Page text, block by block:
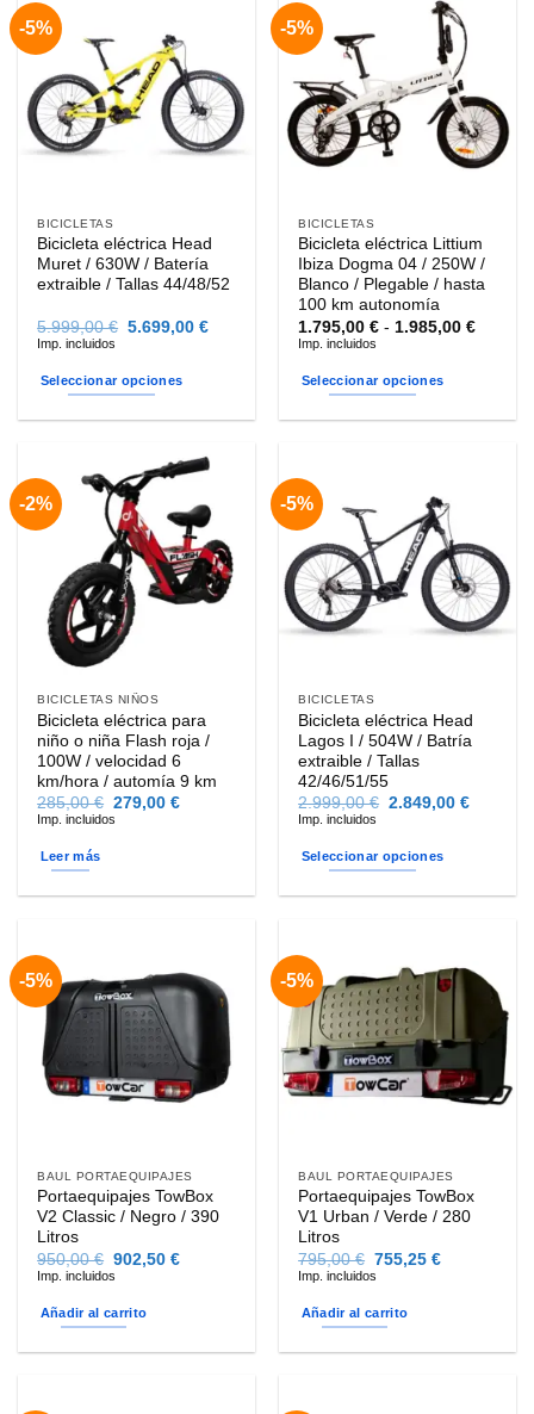
múltiples
variantes.
Las
opciones
se
pueden
elegir
página
de
producto
-5%
BICICLETAS
Bicicleta eléctrica Head
Muret / 630W / Batería
extraible / Tallas 44/48/52
5.999,00€ El
precio
era:
5.999,00 €.
5.699,00€El
Imp. incluidos
Seleccionar opciones
múltiples
variantes.
Las
opciones
pueden
elegir
en
página
de
producto
-5%
BICICLETAS
Bicicleta eléctrica Littium
Ibiza Dogma 04 / 250W /
Blanco / Plegable / hasta
100 km autonomía
1.795,00€ - 1.985,00€Rango
Imp. incluidos
Seleccionar opciones
múltiples
variantes.
Las
opciones
se
pueden
elegir
página
de
producto
-2%
BICICLETAS NIÑOS
Bicicleta eléctrica para
niño o niña Flash roja /
100W / velocidad 6
km/hora / automía 9 km
285,00€ El
precio
279,00€El
Imp. incluidos
Leer más
-5%
BICICLETAS
Bicicleta eléctrica Head
Lagos I / 504W / Batría
extraible / Tallas
42/46/51/55
2.999,00€ El
era:
2.999,00 €.
2.849,00€El
Imp. incluidos
Seleccionar opciones
múltiples
variantes.
Las
opciones
se
pueden
página
de
producto
-5%
BAUL PORTAEQUIPAJES
Portaequipajes TowBox
V2 Classic / Negro / 390
Litros
950,00€ El
precio
era:
950,00 €.
902,50€El
Imp. incluidos
Añadir al carrito
-5%
BAUL PORTAEQUIPAJES
Portaequipajes TowBox
V1 Urban / Verde / 280
Litros
795,00€ El
precio
era:
795,00 €.
755,25€El
Imp. incluidos
Añadir al carrito